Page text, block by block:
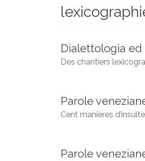
et
la
Faculté
Dialettologia
Des chantiers
Parole
Cent manières
Parole